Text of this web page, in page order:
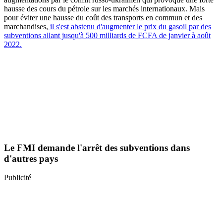
hausse des cours du pétrole sur les marchés internationaux. Mais
pour éviter une hausse du coût des transports en commun et des
marchandises, il s'est abstenu d'augmenter le prix du gasoil par des
subventions allant jusqu'à 500 milliards de FCFA de janvier à août
2022.
Le FMI demande l'arrêt des subventions dans
d'autres pays
Publicité